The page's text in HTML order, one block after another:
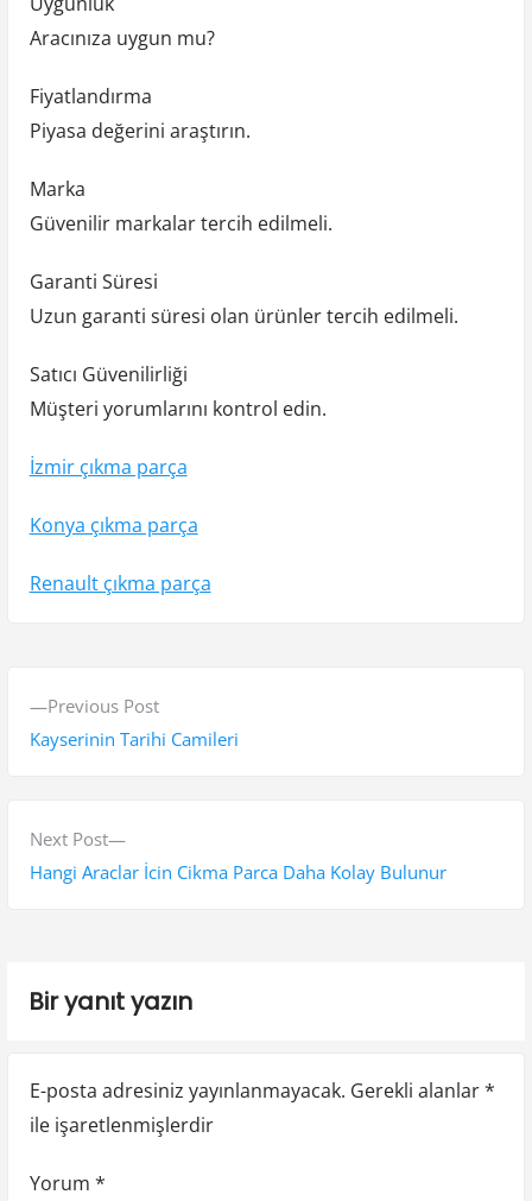
Aracınıza uygun mu?
Fiyatlandırma
Piyasa değerini araştırın.
Marka
Güvenilir markalar tercih edilmeli.
Garanti Süresi
Uzun garanti süresi olan ürünler tercih edilmeli.
Satıcı Güvenilirliği
Müşteri yorumlarını kontrol edin.
İzmir çıkma parça
Konya çıkma parça
Renault çıkma parça
m
Previous PostP
r
o
o
:
Kayserinin Tarihi Camileri
Next Post
N
e
o
:
Hangi Araclar İcin Cikma Parca Daha Kolay Bulunur
Bir yanıt yazın
E-posta adresiniz yayınlanmayacak. Gerekli alanlar*
ile işaretlenmişlerdir
Yorum *